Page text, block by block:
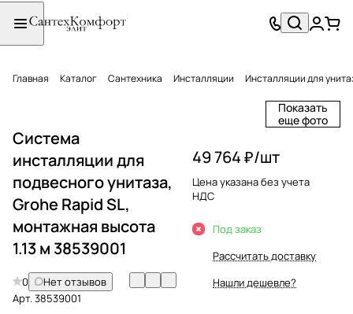
Главная Каталог Сантехника Инсталляции Инсталляции для
Показать
еще фото
Система
инсталляции для
подвесного унитаза,
Grohe Rapid SL,
монтажная высота
1.13 м 38539001
0
Нет отзывов
Арт.38539001
49 764 ₽/шт
Цена указана без учета
НДС
Под заказ
Рассчитать доставку
Нашли дешевле?